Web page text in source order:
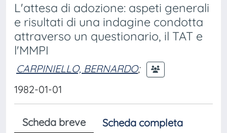
L'attesa di adozione: aspeti generali
e risultati di una indagine condotta
attraverso un questionario, il TAT e
l'MMPI
CARPINIELLO, BERNARDO;
1982-01-01
Scheda breve
Scheda completa